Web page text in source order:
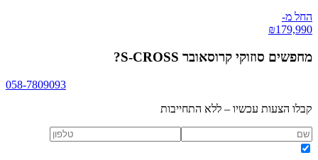
החל מ-
₪179,990
מחפשים סוזוקי קרוסאובר S-CROSS ?
058-7809093
קבלו הצעות עכשיו – ללא התחייבות